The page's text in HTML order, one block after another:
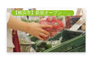
【横浜市】新規オープン・開店情報